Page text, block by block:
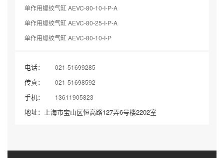
单作用螺纹气缸 AEVC-80-10-I-P-A
单作用螺纹气缸 AEVC-80-25-I-P-A
单作用螺纹气缸 AEVC-80-10-I-P
电话： 021-51699285
传真： 021-51698592
手机： 13611905823
地址：上海市宝山区恒高路127弄6号楼2202室